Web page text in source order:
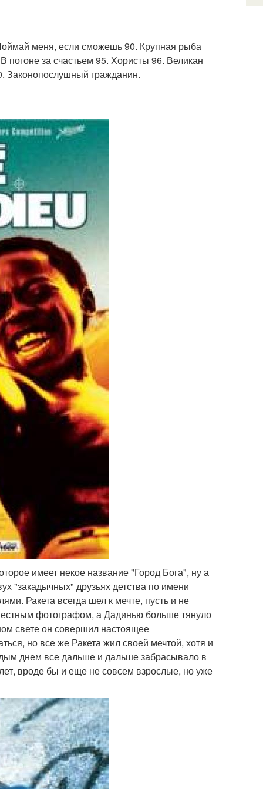
меня, если сможешь 90. Крупная рыба
за счастьем 95. Хористы 96. Великан
Законопослушный гражданин.
имеет некое название "Город Бога", ну а
"закадычных" друзьях детства по имени
Ракета всегда шел к мечте, пусть и не
фотографом, а Дадинью больше тянуло
свете он совершил настоящее
но все же Ракета жил своей мечтой, хотя и
днем все дальше и дальше забрасывало в
вроде бы и еще не совсем взрослые, но уже